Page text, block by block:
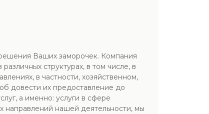
Ваших заморочек. Компания
структурах, в том числе, в
в частности, хозяйственном,
довести их предоставление до
а именно: услуги в сфере
направлений нашей деятельности, мы